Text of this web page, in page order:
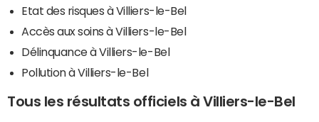
Etat des risques à Villiers-le-Bel
Accès aux soins à Villiers-le-Bel
Délinquance à Villiers-le-Bel
Pollution à Villiers-le-Bel
Tous les résultats officiels à Villiers-le-Bel